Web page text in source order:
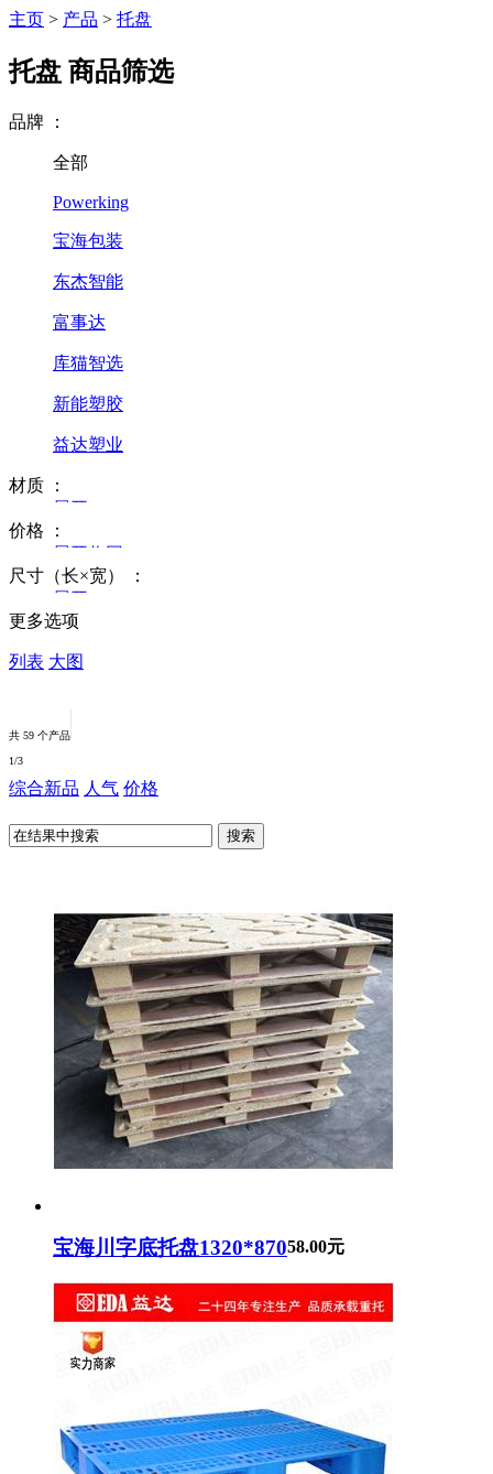
主页 > 产品 > 托盘
托盘 商品筛选
品牌 ：
全部
Powerking
宝海包装
东杰智能
富事达
库猫智选
新能塑胶
益达塑业
材质 ：
展开
收回
全部
塑料托盘
木质托盘
纸质托盘
模压托盘
价格 ：
展开 收回
全部
0-99
100-199
200-299
300以上
尺寸（长×宽）
：
展开
收回
全部
1000×1000
1000×1200
1100×1100
1200×1000
1200×1200
1100×1000
1200×1100
1300×1200
1300×1300
1400×1300
更多选项
列表 大图
共 59 个产品
1/3
综合新品 人气 价格
宝海川字底托盘1320*87058.00元